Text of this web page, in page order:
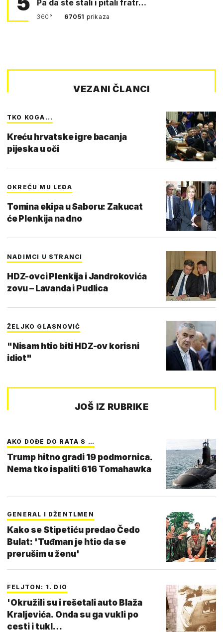
Pa da ste stali i pitali fratr…
360° 67051 prikaza
VEZANI ČLANCI
TKO KOGA...
Kreću hrvatske igre bacanja
pijeska u oči
OKREĆU MU LEĐA
Tomina ekipa u Saboru: Zakucat
će Plenkija na dno
NADIMCI U STRANCI
HDZ-ovci Plenkija i Jandrokovića
zovu – Lavanda i Pudlica
ŽELJKO GLASNOVIĆ
"Nisam htio biti HDZ-ov korisni
idiot"
JOŠ IZ RUBRIKE
AKO DOĐE DO RATA S …
Trump hitno gradi 19 podmornica.
Nema tko ispaliti 616 Tomahawka
GENERAL I DŽENTLMEN
Kako se Stipetiću predao Čedo
Bulat: 'Tuđman je htio da se
prerušim u ženu'
FELJTON: 1. DIO
'Okružili su i rešetali auto Blaža
Kraljevića. Onda su ga vukli po
cesti i tukl…